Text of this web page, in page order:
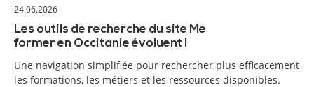
24.06.2026
Les outils de recherche du site Me
former en Occitanie évoluent !
Une navigation simplifiée pour rechercher plus efficacement
les formations, les métiers et les ressources disponibles.